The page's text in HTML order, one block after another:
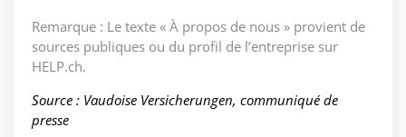
Remarque : Le texte « À propos de nous » provient de
sources publiques ou du profil de l’entreprise sur
HELP.ch.
Source : Vaudoise Versicherungen, communiqué de
presse